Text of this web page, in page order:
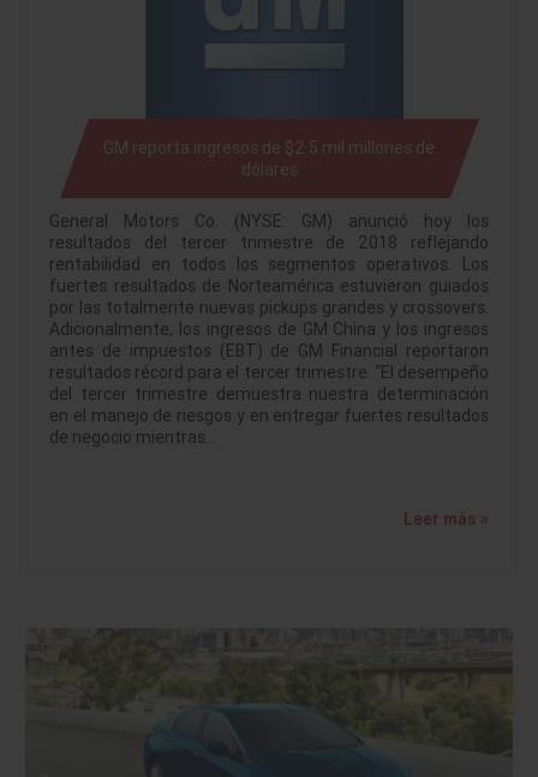
GM reporta ingresos de $2.5 mil millones de
dólares
General Motors Co. (NYSE: GM) anunció hoy los
resultados del tercer trimestre de 2018 reflejando
rentabilidad en todos los segmentos operativos. Los
fuertes resultados de Norteamérica estuvieron guiados
por las totalmente nuevas pickups grandes y crossovers.
Adicionalmente, los ingresos de GM China y los ingresos
antes de impuestos (EBT) de GM Financial reportaron
resultados récord para el tercer trimestre. “El desempeño
del tercer trimestre demuestra nuestra determinación
en el manejo de riesgos y en entregar fuertes resultados
de negocio mientras…
Leer más »